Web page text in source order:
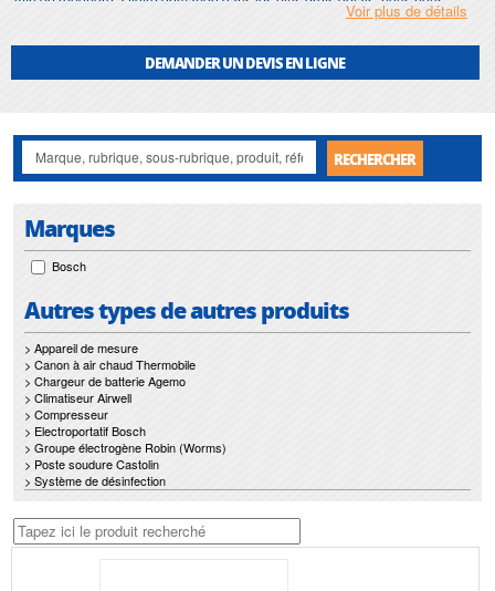
mandrin automatique
met également à votre disposition son service de
maintenance demandrin automatique.
contraintes sont un gage d'efficacité, et garantissent l'absence de perturbation
de vos installations demandrin automatique .
Voir plus de détails
DEMANDER UN DEVIS EN LIGNE
RECHERCHER
Marques
Bosch
Autres types de autres produits
> Appareil de mesure
> Canon à air chaud Thermobile
> Chargeur de batterie Agemo
> Climatiseur Airwell
> Compresseur
> Electroportatif Bosch
> Groupe électrogène Robin (Worms)
> Poste soudure Castolin
> Système de désinfection